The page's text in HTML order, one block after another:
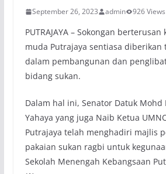
September 26, 2023 admin 926 Views
PUTRAJAYA – Sokongan
muda Putrajaya sentiasa diberikan
dalam pembangunan dan
bidang sukan.
Dalam hal ini, Senator Datuk Mohd
Yahaya yang juga Naib Ketua
Putrajaya telah menghadiri majlis
pakaian sukan ragbi untuk
Sekolah Menengah Kebangsaan